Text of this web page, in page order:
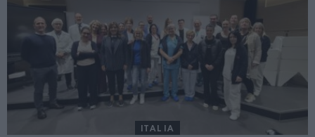
ITALIA